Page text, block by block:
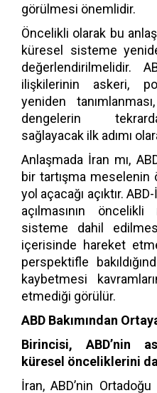
görülmesi önemlidir.
Öncelikli olarak bu
küresel sisteme
değerlendirilmelidir.
ilişkilerinin askeri,
yeniden
dengelerin
sağlayacak ilk adımı
Anlaşmada İran mı,
bir tartışma meselenin
yol açacağı açıktır.
açılmasının
sisteme dahil
içerisinde hareket
perspektifle
kaybetmesi
etmediği görülür.
ABD Bakımından
Birincisi, ABD’nin
küresel önceliklerini
İran, ABD’nin